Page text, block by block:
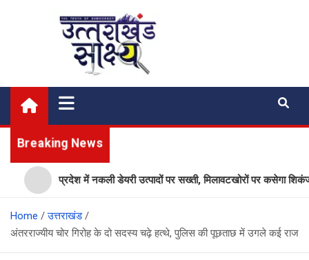
Uttarakhand Shakshya
My News Portal
Breaking News
प्रदेश में नकली डेयरी उत्पादों पर सख्ती, मिलावटखोरों पर कसेगा शिकंजा, ये
Home
उत्तराखंड
अंतरराज्यीय चोर गिरोह के दो सदस्य चढ़े हत्थे, पुलिस की पूछताछ में उगले कई राज